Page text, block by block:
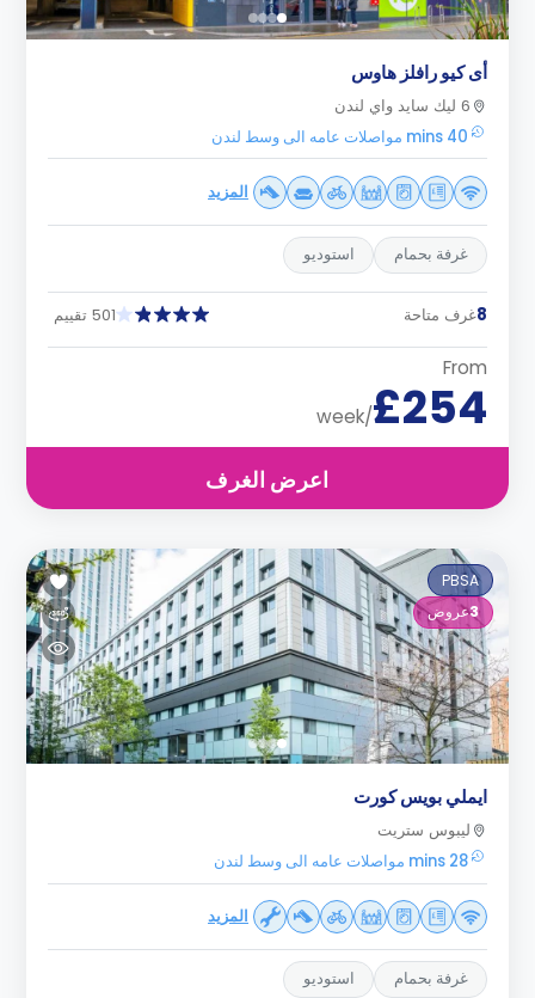
أى كيو رافلز هاوس
6 ليك سايد واي لندن
40 mins مواصلات عامه الى وسط لندن
المزيد
غرفة بحمام استوديو
8غرف متاحة 501 تقييم
From
£254
/week
اعرض الغرف
PBSA
3عروض
ايملي بويس كورت
ليبوس ستريت
28 mins مواصلات عامه الى وسط لندن
المزيد
غرفة بحمام استوديو